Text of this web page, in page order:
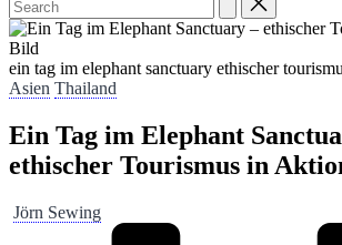
ein tag im elephant sanctuary ethischer
Posted
Asien Thailand
Ein Tag im Elephant
ethischer Tourismus in
Posted
Jörn Sewing